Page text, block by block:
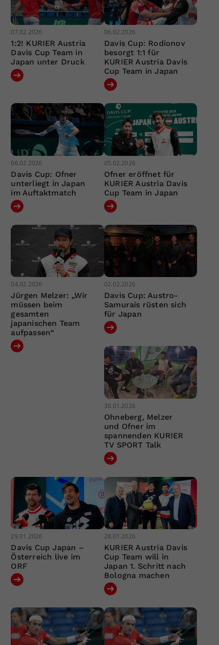
07.02.2026
1:2! KURIER Austria
Davis Cup Team in
Japan unter Druck
06.02.2026
Davis Cup: Rodionov
besorgt 1:1 für
KURIER Austria Davis
Cup Team in Japan
06.02.2026
Davis Cup: Ofner
unterliegt in Japan
im Auftaktmatch
05.02.2026
Ofner eröffnet für
KURIER Austria Davis
Cup Team in Japan
04.02.2026
Jürgen Melzer: „Wir
müssen beim
gesamten
japanischen Team
aufpassen“
02.02.2026
Davis Cup: Austro-
Samurais rüsten sich
für Japan
30.01.2026
Ohneberg, Melzer
und Ofner im
spannenden KURIER
TV SPORT Talk
29.01.2026
Davis Cup Japan –
Österreich live im
ORF
28.01.2026
KURIER Austria Davis
Cup Team will in
Japan 1. Schritt nach
Bologna machen